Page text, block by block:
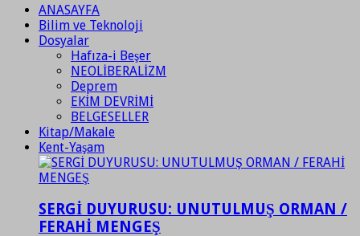
ANASAYFA
Bilim ve Teknoloji
Dosyalar
Hafıza-i Beşer
NEOLİBERALİZM
Deprem
EKİM DEVRİMİ
BELGESELLER
Kitap/Makale
Kent-Yaşam
SERGİ DUYURUSU: UNUTULMUŞ ORMAN /
FERAHİ MENGEŞ